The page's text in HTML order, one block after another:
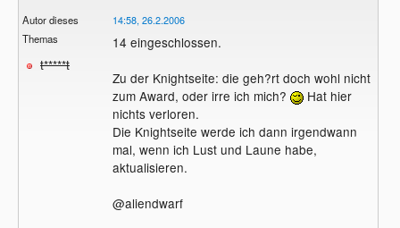
Autor dieses
Themas
t*****t
14:58, 26.2.2006
14 eingeschlossen.
Zu der Knightseite: die geh?rt doch wohl nicht
zum Award, oder irre ich mich?
Hat hier
nichts verloren.
Die Knightseite werde ich dann irgendwann
mal, wenn ich Lust und Laune habe,
aktualisieren.
@aliendwarf